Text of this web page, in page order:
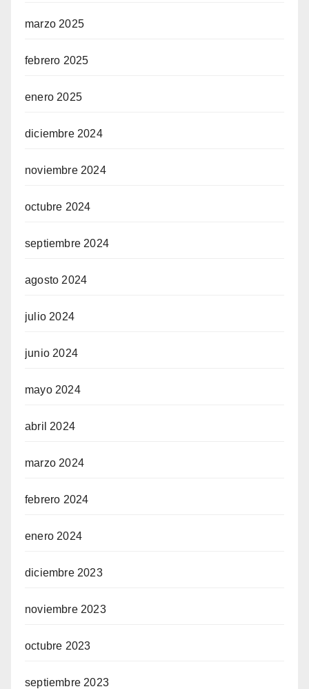
marzo 2025
febrero 2025
enero 2025
diciembre 2024
noviembre 2024
octubre 2024
septiembre 2024
agosto 2024
julio 2024
junio 2024
mayo 2024
abril 2024
marzo 2024
febrero 2024
enero 2024
diciembre 2023
noviembre 2023
octubre 2023
septiembre 2023